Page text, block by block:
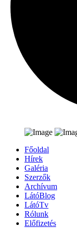
Főoldal
Hírek
Galéria
Szerzők
Archívum
LátóBlog
LátóTv
Rólunk
Előfizetés